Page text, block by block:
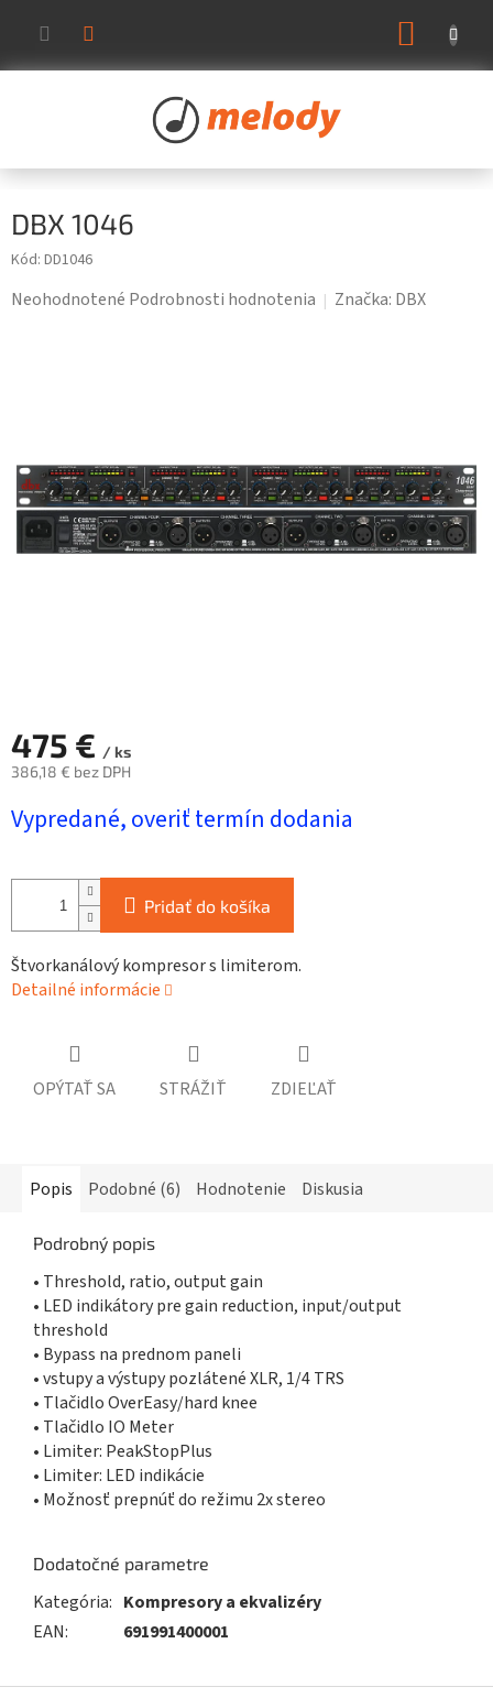
obsah
DBX 1046
Kód: DD1046
Priemerné
hviezdičiek.
Neohodnotené Podrobnosti hodnotenia Značka: DBX
475 € / ks
386,18 € bez DPH
cena:
Vypredané, overiť termín dodania
Pridať do košíka
Štvorkanálový kompresor s limiterom.
Detailné informácie
OPÝTAŤ SA STRÁŽIŤ ZDIEĽAŤ
Popis Podobné (6) Hodnotenie Diskusia
Podrobný popis
• Threshold, ratio, output gain
• LED indikátory pre gain reduction, input/output
threshold
• Bypass na prednom paneli
• vstupy a výstupy pozlátené XLR, 1/4 TRS
• Tlačidlo OverEasy/hard knee
• Tlačidlo IO Meter
• Limiter: PeakStopPlus
• Limiter: LED indikácie
• Možnosť prepnúť do režimu 2x stereo
Dodatočné parametre
Kategória: Kompresory a ekvalizéry
EAN: 691991400001